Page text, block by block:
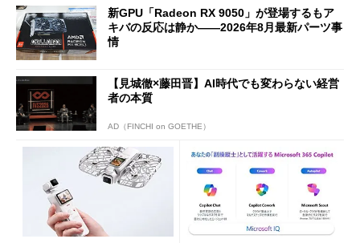
新GPU「Radeon RX 9050」が登場するもア
キバの反応は静か――2026年8月最新パーツ事
情
【見城徹×藤田晋】AI時代でも変わらない経営
者の本質
AD（FINCHI on GOETHE）